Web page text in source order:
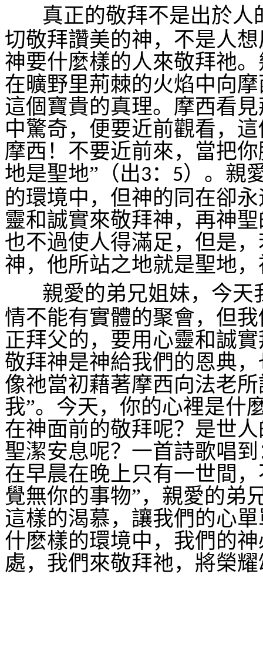
真正的敬拜不是出於
切敬拜讚美的神，不是人
神要什麼樣的人來敬拜祂
在曠野里荊棘的火焰中向
這個寶貴的真理。摩西看
中驚奇，便要近前觀看，
摩西！不要近前來，當把
地是聖地”（出3： 5）。親
的環境中，但神的同在卻
靈和誠實來敬拜神，再神
也不過使人得滿足，但是
神，他所站之地就是聖地
親愛的弟兄姐妹，今
情不能有實體的聚會，但
正拜父的，要用心靈和誠
敬拜神是神給我們的恩典
像祂當初藉著摩西向法老
我”。今天，你的心裡是什
在神面前的敬拜呢？是世
聖潔安息呢？一首詩歌唱
在早晨在晚上只有一世間
覺無你的事物”，親愛的弟
這樣的渴慕，讓我們的心
什麽樣的環境中，我們的
處，我們來敬拜祂，將榮